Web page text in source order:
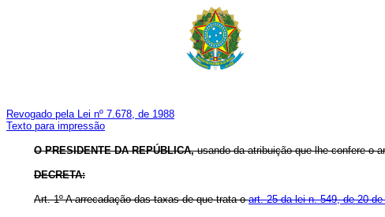
Revogado pela Lei nº 7.678, de 1988
Texto para impressão
O PRESIDENTE DA REPÚBLICA,usando da atribuição que lhe confere o
DECRETA:
Art.1º A arrecadação das taxas de que trata oart. 25 da lei n. 549, de 20